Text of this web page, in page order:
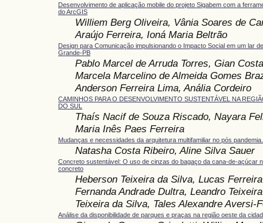
Desenvolvimento de aplicação mobile do projeto Sigabem com a
do ArcGIS
Williem Berg Oliveira, Vânia Soares de
Araújo Ferreira, Ioná Maria Beltrão
Design para Comunicação impulsionando o Impacto Social em um lar
Grande-PB
Pablo Marcel de Arruda Torres, Gian
Marcela Marcelino de Almeida Gomes
Anderson Ferreira Lima, Anália Cordeiro
CAMINHOS PARA O DESENVOLVIMENTO SUSTENTÁVEL NA
DO SUL
Thaís Nacif de Souza Riscado, Nayara
Maria Inês Paes Ferreira
Mudanças e necessidades da arquitetura multifamiliar no pós pandemia.
Natasha Costa Ribeiro, Aline Silva Sauer
Concreto sustentável: O uso de cinzas do bagaço da cana-de-açúcar
concreto
Heberson Teixeira da Silva, Lucas
Fernanda Andrade Dultra, Leandro
Teixeira da Silva, Tales Alexandre Aversi-
Análise da disponibilidade de parques e praças na região oeste da